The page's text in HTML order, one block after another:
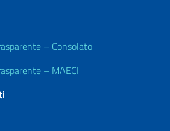
– Consolato
– MAECI